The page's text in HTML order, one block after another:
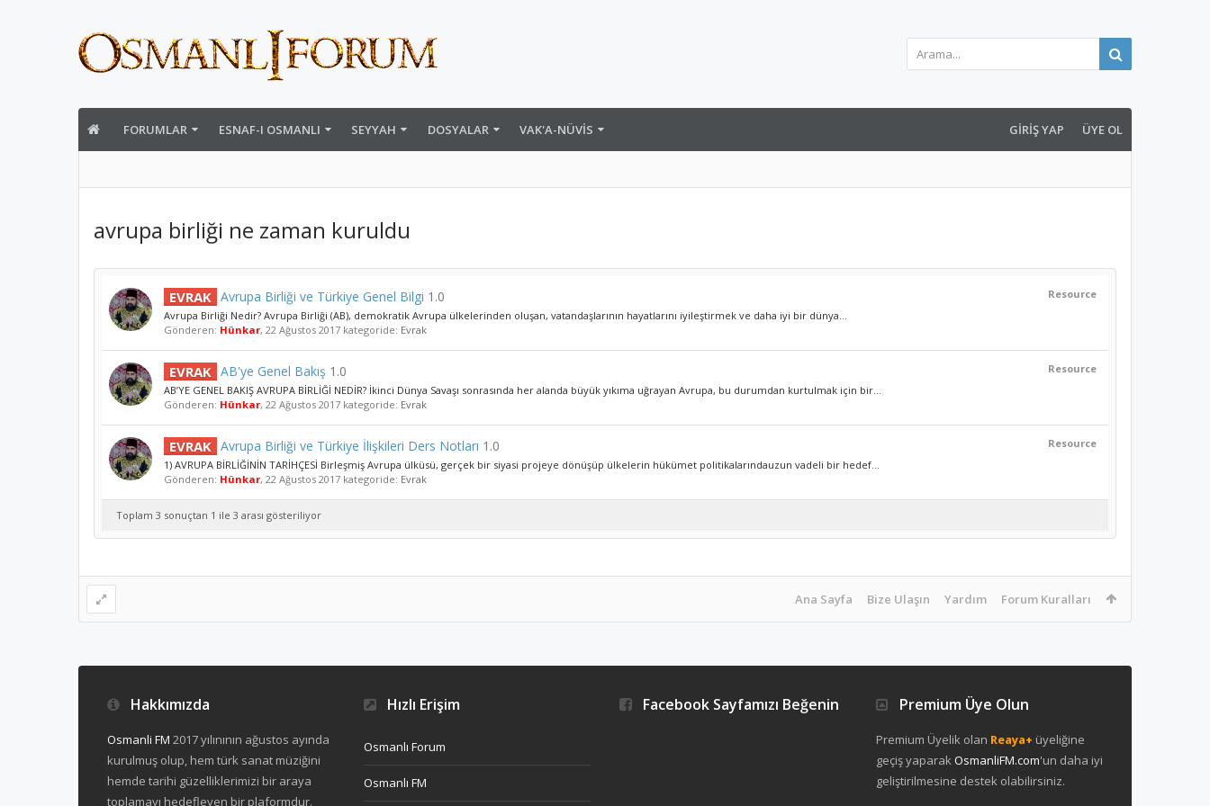
FORUMLAR ESNAF-I OSMANLI SEYYAH DOSYALAR VAK'A-NÜVIS GIRIŞ YAP ÜYE OL
avrupa birliği ne zaman kuruldu
Resource
EVRAK Avrupa Birliği ve Türkiye Genel Bilgi 1.0
Avrupa Birliği Nedir? Avrupa Birliği (AB), demokratik Avrupa ülkelerinden oluşan, vatandaşlarının hayatlarını iyileştirmek ve daha iyi bir dünya...
Gönderen: Hünkar, 22 Ağustos 2017 kategoride: Evrak
Resource
EVRAK AB'ye Genel Bakış 1.0
AB’YE GENEL BAKIŞ AVRUPA BİRLİĞİ NEDİR? İkinci Dünya Savaşı sonrasında her alanda büyük yıkıma uğrayan Avrupa, bu durumdan kurtulmak için bir...
Gönderen: Hünkar, 22 Ağustos 2017 kategoride: Evrak
Resource
EVRAK Avrupa Birliği ve Türkiye İlişkileri Ders Notları 1.0
1) AVRUPA BİRLİĞİNİN TARİHÇESİ Birleşmiş Avrupa ülküsü, gerçek bir siyasi projeye dönüşüp ülkelerin hükümet politikalarındauzun vadeli bir hedef...
Gönderen: Hünkar, 22 Ağustos 2017 kategoride: Evrak
Toplam 3 sonuçtan 1 ile 3 arası gösteriliyor
Ana Sayfa Bize Ulaşın Yardım Forum Kuralları
Hakkımızda
Osmanli FM 2017 yılınının ağustos ayında
kurulmuş olup, hem türk sanat müziğini
hemde tarihi güzelliklerimizi bir araya
toplamayı hedefleyen bir plaformdur.
Hızlı Erişim
Osmanlı Forum
Osmanlı FM
Facebook Sayfamızı Beğenin Premium Üye Olun
Premium Üyelik olan Reaya+ üyeliğine
geçiş yaparakOsmanliFM.com'un daha iyi
geliştirilmesine destek olabilirsiniz.